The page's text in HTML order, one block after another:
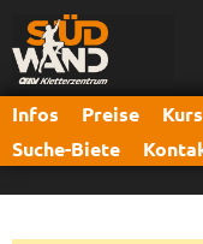
Infos Preise
Suche-Biete